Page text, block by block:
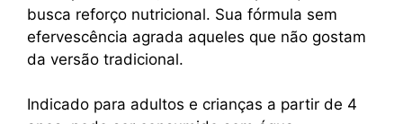
busca reforço nutricional. Sua fórmula sem
efervescência agrada aqueles que não gostam
da versão tradicional.
Indicado para adultos e crianças a partir de 4